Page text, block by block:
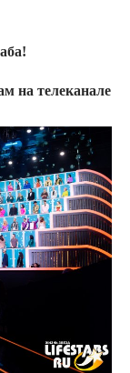
на телеканале